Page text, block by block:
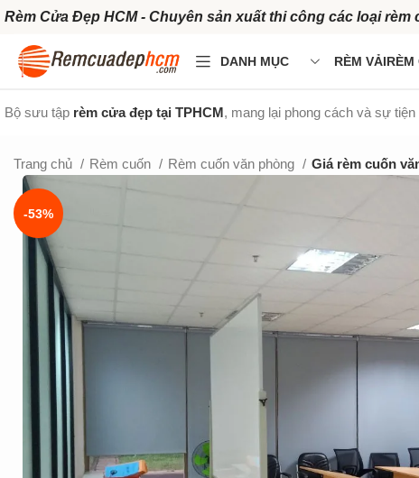
Rèm Cửa Đẹp HCM - Chuyên sản xuất thi công các loại rèm
DANH MỤC RÈM VẢIRÈM
Bộ sưu tập rèm cửa đẹp tại TPHCM, mang lại phong cách và sự
Trang chủ Rèm cuốn Rèm cuốn văn phòng Giá rèm cuốn
-53%